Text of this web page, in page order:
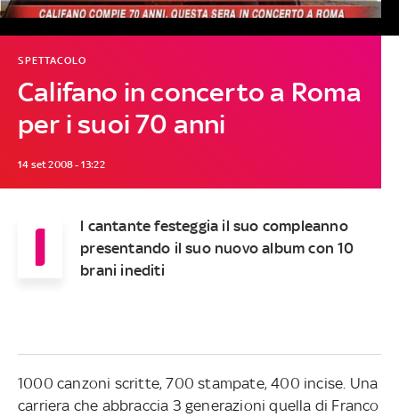
Califano in concerto a Roma
per i suoi 70 anni
SPETTACOLO
14 set 2008 - 13:22
I
l cantante festeggia il suo compleanno
presentando il suo nuovo album con 10
brani inediti
1000 canzoni scritte, 700 stampate, 400 incise. Una
carriera che abbraccia 3 generazioni quella di Franco